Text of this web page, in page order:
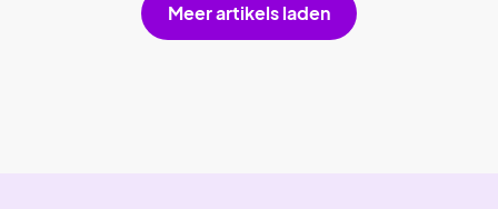
Meer artikels laden